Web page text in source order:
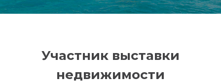
Участник выставки
недвижимости